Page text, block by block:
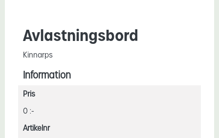
Avlastningsbord
Kinnarps
Information
Pris
0 :-
Artikelnr